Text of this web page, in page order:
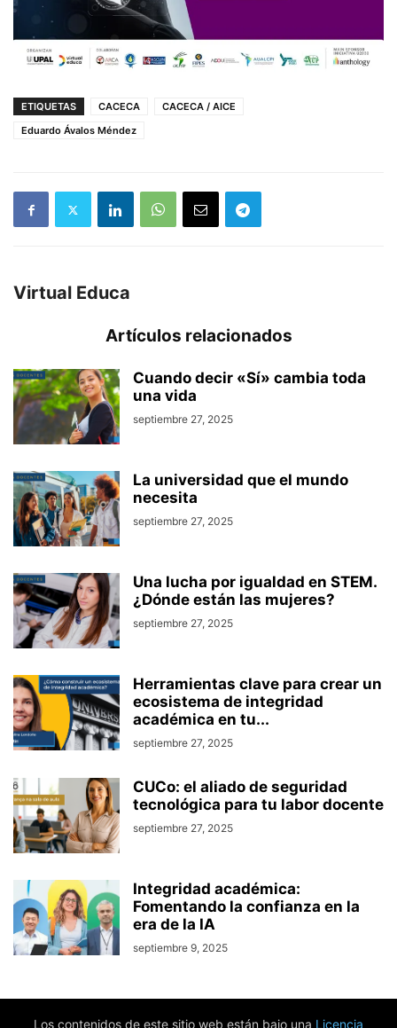
ETIQUETAS CACECA
CACECA / AICE
Eduardo Ávalos Méndez
Virtual Educa
Artículos relacionados
Cuando decir «Sí» cambia toda
una vida
septiembre 27, 2025
La universidad que el mundo
necesita
septiembre 27, 2025
Una lucha por igualdad en STEM.
¿Dónde están las mujeres?
septiembre 27, 2025
Herramientas clave para crear un
ecosistema de integridad
académica en tu...
septiembre 27, 2025
CUCo: el aliado de seguridad
tecnológica para tu labor docente
septiembre 27, 2025
Integridad académica:
Fomentando la confianza en la
era de la IA
septiembre 9, 2025
Los contenidos de este sitio web están bajo una Licencia